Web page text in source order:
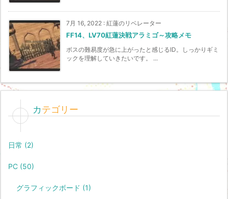
7月 16, 2022 : 紅蓮のリベレーター
FF14、LV70紅蓮決戦アラミゴ～攻略メモ
ボスの難易度が急に上がったと感じるID。しっかりギミ
ックを理解していきたいです。 ...
カテゴリー
日常 (2)
PC (50)
グラフィックボード (1)